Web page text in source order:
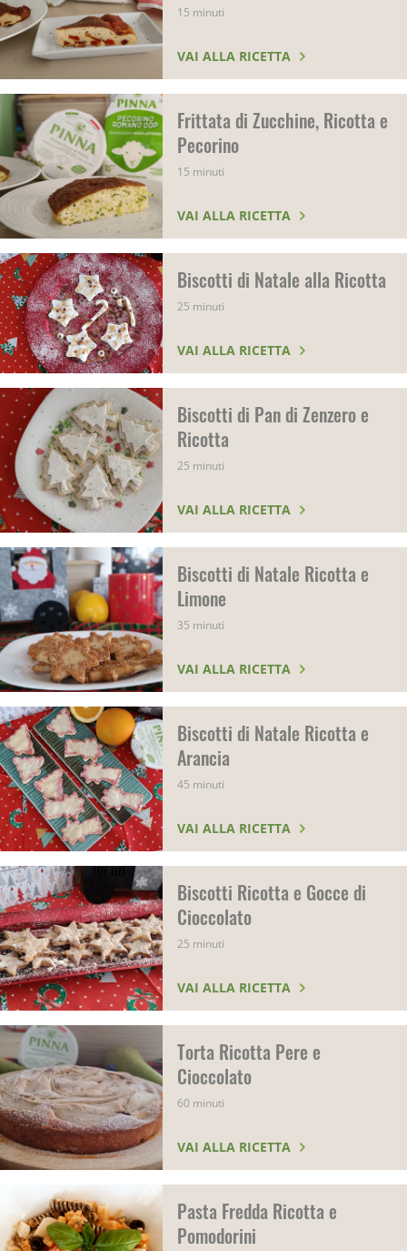
15 minuti
VAI ALLA RICETTA
Frittata di Zucchine, Ricotta e
Pecorino
15 minuti
VAI ALLA RICETTA
Biscotti di Natale alla Ricotta
25 minuti
VAI ALLA RICETTA
Biscotti di Pan di Zenzero e
Ricotta
25 minuti
VAI ALLA RICETTA
Biscotti di Natale Ricotta e
Limone
35 minuti
VAI ALLA RICETTA
Biscotti di Natale Ricotta e
Arancia
45 minuti
VAI ALLA RICETTA
Biscotti Ricotta e Gocce di
Cioccolato
25 minuti
VAI ALLA RICETTA
Torta Ricotta Pere e
Cioccolato
60 minuti
VAI ALLA RICETTA
Pasta Fredda Ricotta e
Pomodorini